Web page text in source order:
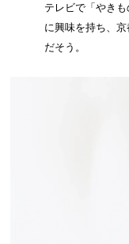
テレビで「やき
に興味を持ち、
だそう。